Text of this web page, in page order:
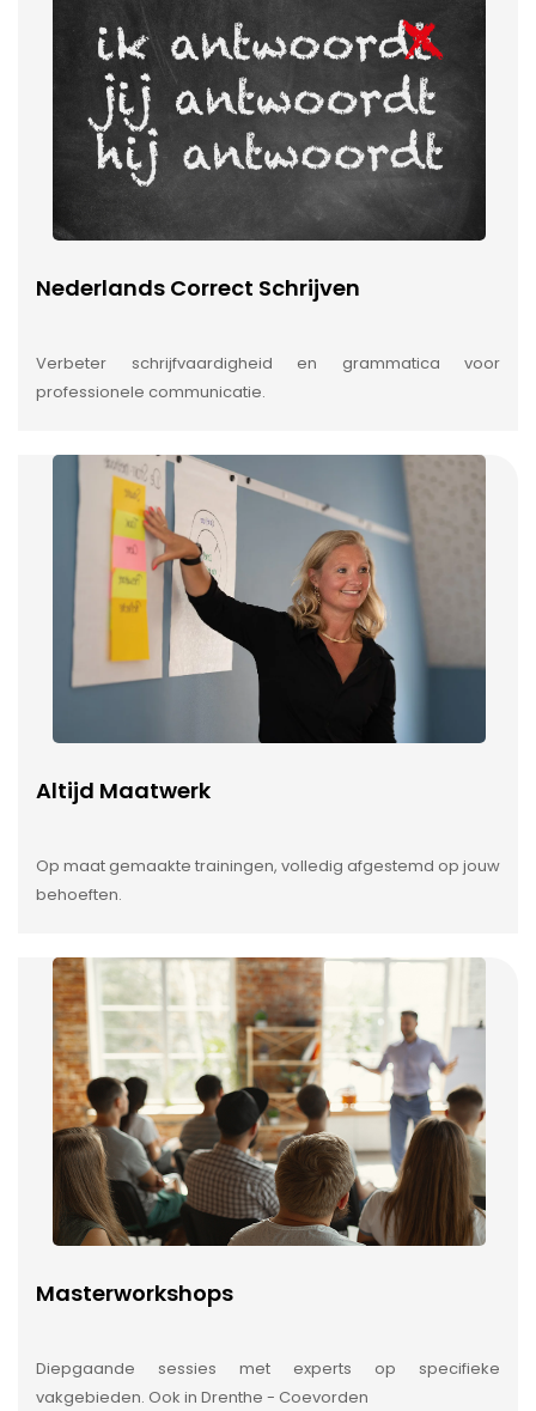
Nederlands Correct Schrijven
Verbeter schrijfvaardigheid en grammatica voor
professionele communicatie.
Altijd Maatwerk
Op maat gemaakte trainingen, volledig afgestemd op jouw
behoeften.
Masterworkshops
Diepgaande sessies met experts op specifieke
vakgebieden. Ook in Drenthe - Coevorden